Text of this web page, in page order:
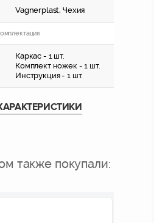
Vagnerplast,Чехия
Каркас - 1 шт.
Комплект ножек - 1 шт.
Инструкция - 1 шт.
также покупали: